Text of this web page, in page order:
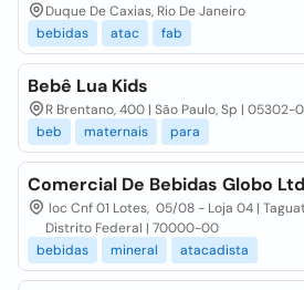
Duque De Caxias, Rio De Janeiro
bebidas
atac fab
Bebê Lua Kids
R Brentano, 400 | São Paulo, Sp | 05302-
beb
maternais para
Comercial De Bebidas Globo
loc Cnf 01 Lotes, 05/08 - Loja 04 |
Distrito Federal | 70000-00
bebidas
mineral atacadista